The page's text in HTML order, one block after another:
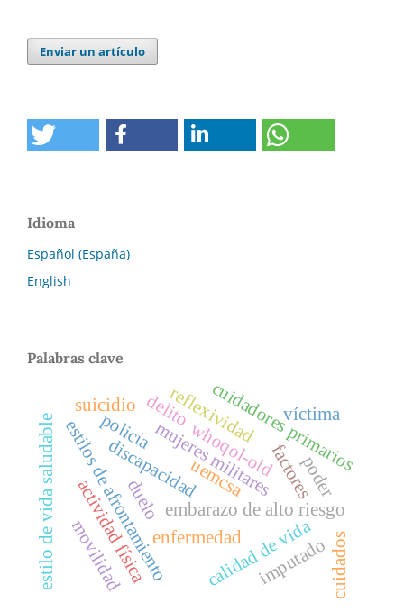
Enviar un artículo
Idioma
Español (España)
English
Palabras clave
embarazo de alto riesgo
enfermedad
factores
estilos de afrontamiento cuidadores primarios
discapacidad
calidad de vida
actividad física
whoqol-old
estilo de vida saludable movilidad
mujeres militares
policía
poder
delito víctima
imputado
uemcsa
cuidados
suicidio
duelo
reflexividad